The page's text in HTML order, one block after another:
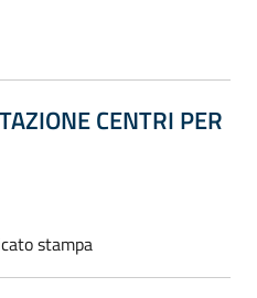
CENTRI PER
stampa